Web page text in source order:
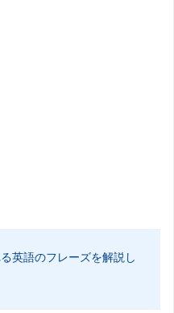
英語のフレーズを解説し